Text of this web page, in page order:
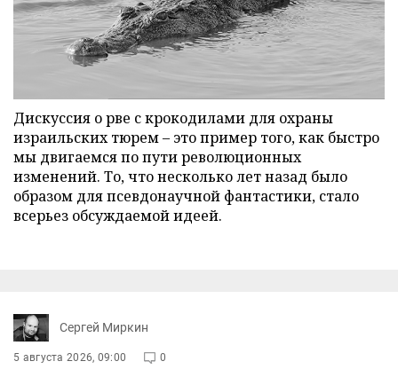
Дискуссия о рве с крокодилами для охраны
израильских тюрем – это пример того, как быстро
мы двигаемся по пути революционных
изменений. То, что несколько лет назад было
образом для псевдонаучной фантастики, стало
всерьез обсуждаемой идеей.
Сергей Миркин
5 августа 2026, 09:00 0